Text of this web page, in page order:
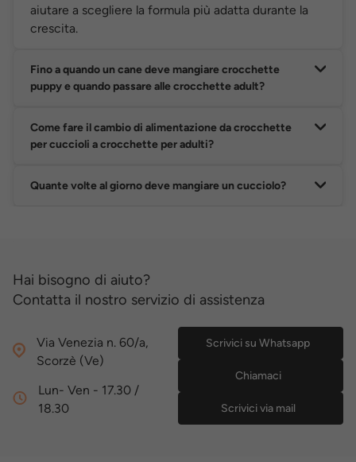
aiutare a scegliere la formula più adatta durante la
crescita.
Fino a quando un cane deve mangiare crocchette
puppy e quando passare alle crocchette adult?
Come fare il cambio di alimentazione da crocchette
per cuccioli a crocchette per adulti?
Quante volte al giorno deve mangiare un cucciolo?
Hai bisogno di aiuto?
Contatta il nostro servizio di assistenza
Via Venezia n. 60/a,
Scorzè (Ve)
Lun- Ven - 17.30 /
18.30
Scrivici su Whatsapp
Chiamaci
Scrivici via mail